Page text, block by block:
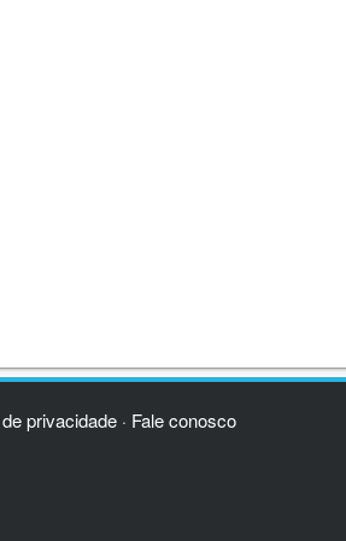
privacidade· Fale conosco